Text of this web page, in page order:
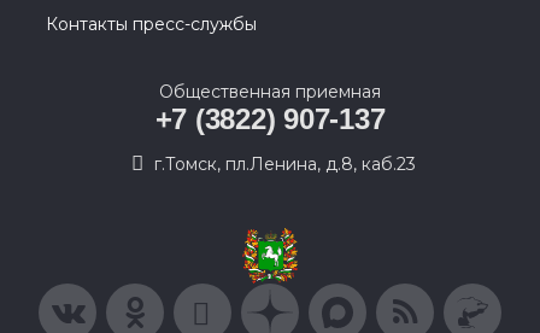
Контакты пресс-службы
Общественная приемная
+7 (3822) 907-137
г.Томск, пл.Ленина, д.8, каб.23